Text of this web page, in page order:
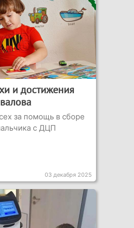
и достижения
за помощь в сборе
с ДЦП
03 декабря 2025